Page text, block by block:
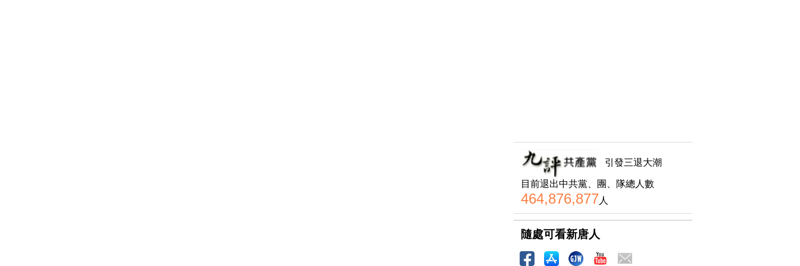
引發三退大潮
目前退出中共黨、團、隊總人數
464,876,877人
隨處可看新唐人